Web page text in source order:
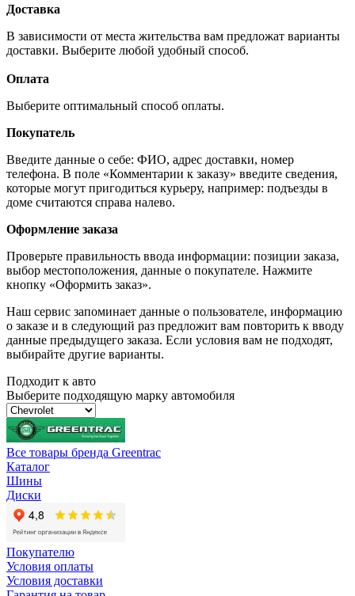
Доставка
В зависимости от места жительства вам предложат варианты
доставки. Выберите любой удобный способ.
Оплата
Выберите оптимальный способ оплаты.
Покупатель
Введите данные о себе: ФИО, адрес доставки, номер
телефона. В поле «Комментарии к заказу» введите сведения,
которые могут пригодиться курьеру, например: подъезды в
доме считаются справа налево.
Оформление заказа
Проверьте правильность ввода информации: позиции заказа,
выбор местоположения, данные о покупателе. Нажмите
кнопку «Оформить заказ».
Наш сервис запоминает данные о пользователе, информацию
о заказе и в следующий раз предложит вам повторить к вводу
данные предыдущего заказа. Если условия вам не подходят,
выбирайте другие варианты.
Подходит к авто
Выберите подходящую марку автомобиля
Все товары бренда Greentrac
Каталог
Шины
Диски
Покупателю
Условия оплаты
Условия доставки